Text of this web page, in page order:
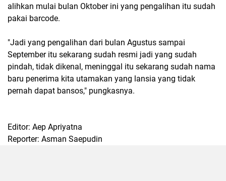
alihkan mulai bulan Oktober ini yang pengalihan itu sudah
pakai barcode.
"Jadi yang pengalihan dari bulan Agustus sampai
September itu sekarang sudah resmi jadi yang sudah
pindah, tidak dikenal, meninggal itu sekarang sudah nama
baru penerima kita utamakan yang lansia yang tidak
pernah dapat bansos," pungkasnya.
Editor: Aep Apriyatna
Reporter: Asman Saepudin